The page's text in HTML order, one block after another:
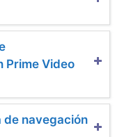
Prime Video
de navegación